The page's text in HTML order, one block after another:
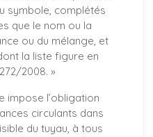
symbole, complétés
que le nom ou la
ou du mélange, et
la liste figure en
2008. »
impose l’obligation
circulants dans
du tuyau, à tous